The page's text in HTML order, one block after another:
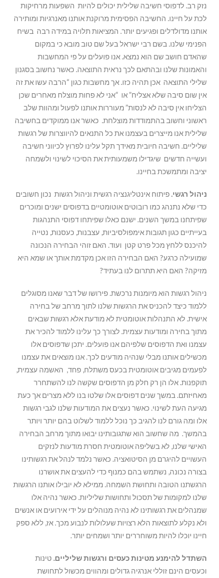
נזק רב. לדפוסי חשיבה שלילית יכולים להיות השפעות מרחיקות
לכת על חיינו. החשיבה הפסימית מרוקנת אותנו מאנרגיות ומותירה
אותנו מדולדלים ופגיעים יותר. המציאות תלויה במידה רבה בשיח
הפנימי שלנו. בשם רבי ישראל בעל שם טוב מובא כי במקום
שהאדם חושב שם הוא נמצא. אנו פועלים על פי המחשבות
והאמונות שלנו ובהתאם לכך נראית התוצאה. כאשר נחשוב בסגנון
שלילי התוצאה אכן תהיה כזו. אך מחשבות כגון “הרבה עשו את זה
אין שום סיבה שלא אצליח” או “אני לא פחות מוצלח מאחרים שכן
הצליחו אין סיבה לא לנסות” מעוררות אותנו לפעול ומהוות שלב
ראשוני וחשוב בהתמודדות מוצלחת. כאשר אנו ממוקדים בחשיבה
שלילית אנו מייצרים בעצמנו את כל התנאים להיווצרות של רגשות
שליליים. חשיבה חיובית מאידך תקל עלינו לפרוץ לכיווני חשיבה
ועשייה חדשים שיגדילו משמעותית את הסיכוי לשינוי ולשמחה
יציבה ומתמשכת בחיינו.
ניהול רגשי.פיתוח אינטליגנציה רגשית וניהול רגשות נכון חשובים
כדי שלא נתנהג כמו רובוטים אוטומטיים בדפוסים ישנים ומוכרים
שפיתחנו במשך השנים. ישנם כאלו שפיתחו דפוסי התנהגות
בעייתיים כגון תגובות אימפולסיביות, עצבנות, כעסנות, נטייה
להיכנס ללחץ מכל פרט קטן ועוד. האם זוהי הבחירה הנכונה
שמועילה כרגע? האם הבחירה הזו אכן מקדמת אותך או שמא היא
מזיקה? האם היא תתרום לנו בעתיד?
ניהול רגשות הוא מיומנות נרכשת. פירושו של דבר שאנו מסוגלים
ללמוד כיצד להכניס את הרגשות שלנו לתוך מרחב של בחירה
אישית. לא התנהלות אוטומטית לא מודעת אלא רגשות שבאים
מתוך בחירה ומודעות עצמית. לצורך כך עלינו ללמוד להכיר את
עצמנו ואת הדפוסים שלפיהם אנו פועלים. יתכן שדפוסים אלו
מכשילים אותנו מבלי שנהיה מודעים לכך. אנו מוצאים את עצמנו
לפעמים מגיבים אוטומטית בכעס משתלח, פחד, האשמה עצמית,
תוקפנות. אלו הן רק חלק מן הדפוסים שקשה לנו להשתחרר
מאחיזתם. במשך שנים דפוסים אלו שלטו בנו ללא מצרים אך כעת
מגיעה העת לשינוי. כאשר נעצים את המודעות שלנו לגבי רגשות
אלו ומה גורם לנו להגיב כך נוכל ללמוד לשלוט בהם יותר ויותר
בהמשך. מה שחשוב הוא שתגובותינו יבואו מתוך מרחב הבחירה
האישי שלנו, לא בשליפה אוטומטית חסרת מודעות לנזקים
העשויים להיגרם מן הסיטואציה. כאשר נלמד לנהל את רגשותינו
בצורה נכונה, נשתמש בהם כמנוף כדי להעצים את אושרנו
הרגשתנו הטובה ותחושת השמחה. ממילא לא יובילו אותנו הרגשות
שלנו למקומות של תסכול ותחושות שליליות. כאשר נהיה אלו
שמנהלים את רגשותינו לא נהיה מנוהלים על ידי אירועים או אנשים
ולא נקלע לתוצאות הלא רצויות שעלולות לנבוע מכך. אז, ללא ספק
חיינו יוכלו להיות משוחררים יותר ושמחים יותר.
השתדל להימנע מטינות כעסים ורגשות שליליים. טינות
וכעסים הינם זוללי אנרגיה גדולים ומהווים מכשול לתחושת